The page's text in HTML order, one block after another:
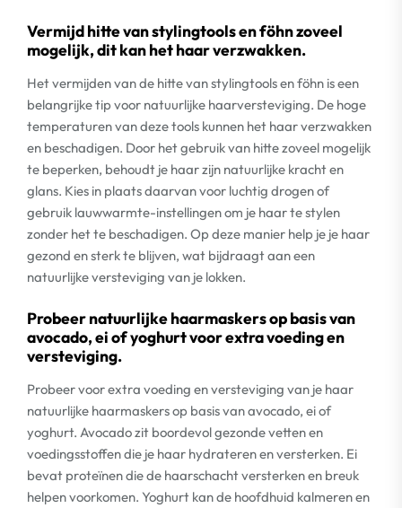
Vermijd hitte van stylingtools en föhn zoveel
mogelijk, dit kan het haar verzwakken.
Het vermijden van de hitte van stylingtools en föhn is een
belangrijke tip voor natuurlijke haarversteviging. De hoge
temperaturen van deze tools kunnen het haar verzwakken
en beschadigen. Door het gebruik van hitte zoveel mogelijk
te beperken, behoudt je haar zijn natuurlijke kracht en
glans. Kies in plaats daarvan voor luchtig drogen of
gebruik lauwwarmte-instellingen om je haar te stylen
zonder het te beschadigen. Op deze manier help je je haar
gezond en sterk te blijven, wat bijdraagt aan een
natuurlijke versteviging van je lokken.
Probeer natuurlijke haarmaskers op basis van
avocado, ei of yoghurt voor extra voeding en
versteviging.
Probeer voor extra voeding en versteviging van je haar
natuurlijke haarmaskers op basis van avocado, ei of
yoghurt. Avocado zit boordevol gezonde vetten en
voedingsstoffen die je haar hydrateren en versterken. Ei
bevat proteïnen die de haarschacht versterken en breuk
helpen voorkomen. Yoghurt kan de hoofdhuid kalmeren en